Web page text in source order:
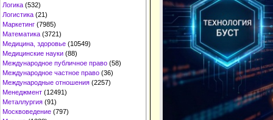
Логика (532)
Логистика (21)
Маркетинг (7985)
Математика (3721)
Медицина, здоровье (10549)
Медицинские науки (88)
Международное публичное право (58)
Международное частное право (36)
Международные отношения (2257)
Менеджмент (12491)
Металлургия (91)
Москвоведение (797)